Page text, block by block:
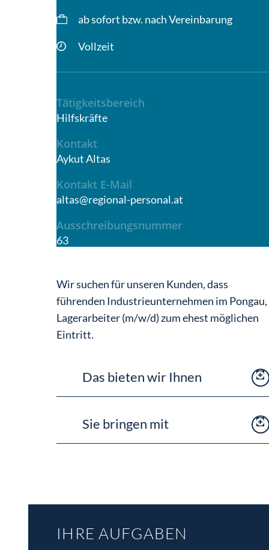
ab sofort bzw. nach Vereinbarung
Vollzeit
Tätigkeitsbereich
Hilfskräfte
Kontakt
Aykut Altas
Kontakt E-Mail
altas@regional-personal.at
Ausschreibungsnummer
63
Wir suchen für unseren Kunden, dass
führenden Industrieunternehmen im Pongau,
Lagerarbeiter (m/w/d) zum ehest möglichen
Eintritt.
Das bieten wir Ihnen
namhaften und erfolgreichen
Unternehmen
Mitarbeit in einem engagierten Team
Sie bringen mit
erforderlich
Gute EDV-Kenntnisse
Gute Deutschkenntnisse für die EDV-
IHRE AUFGABEN